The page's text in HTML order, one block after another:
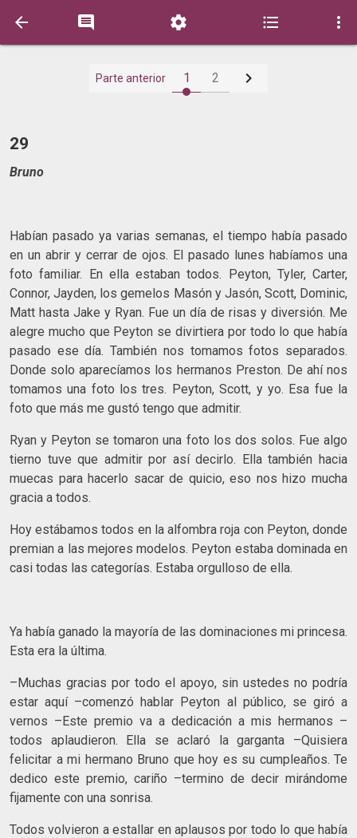
    
Parte anterior 1 2 
29
Bruno
Habían pasado ya varias semanas, el tiempo había pasado
en un abrir y cerrar de ojos. El pasado lunes habíamos una
foto familiar. En ella estaban todos. Peyton, Tyler, Carter,
Connor, Jayden, los gemelos Masón y Jasón, Scott, Dominic,
Matt hasta Jake y Ryan. Fue un día de risas y diversión. Me
alegre mucho que Peyton se divirtiera por todo lo que había
pasado ese día. También nos tomamos fotos separados.
Donde solo aparecíamos los hermanos Preston. De ahí nos
tomamos una foto los tres. Peyton, Scott, y yo. Esa fue la
foto que más me gustó tengo que admitir.
Ryan y Peyton se tomaron una foto los dos solos. Fue algo
tierno tuve que admitir por así decirlo. Ella también hacia
muecas para hacerlo sacar de quicio, eso nos hizo mucha
gracia a todos.
Hoy estábamos todos en la alfombra roja con Peyton, donde
premian a las mejores modelos. Peyton estaba dominada en
casi todas las categorías. Estaba orgulloso de ella.
Ya había ganado la mayoría de las dominaciones mi princesa.
Esta era la última.
–Muchas gracias por todo el apoyo, sin ustedes no podría
estar aquí –comenzó hablar Peyton al público, se giró a
vernos –Este premio va a dedicación a mis hermanos –
todos aplaudieron. Ella se aclaró la garganta –Quisiera
felicitar a mi hermano Bruno que hoy es su cumpleaños. Te
dedico este premio, cariño –termino de decir mirándome
fijamente con una sonrisa.
Todos volvieron a estallar en aplausos por todo lo que había